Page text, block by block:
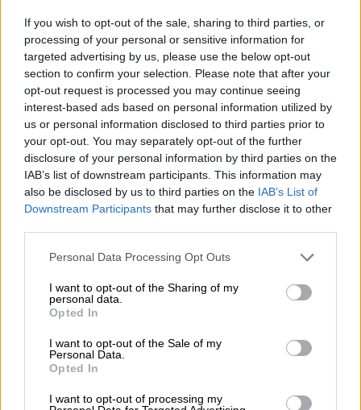
If you wish to opt-out of the sale, sharing to third parties, or
processing of your personal or sensitive information for
targeted advertising by us, please use the below opt-out
section to confirm your selection. Please note that after your
opt-out request is processed you may continue seeing
interest-based ads based on personal information utilized by
us or personal information disclosed to third parties prior to
your opt-out. You may separately opt-out of the further
disclosure of your personal information by third parties on the
IAB’s list of downstream participants. This information may
also be disclosed by us to third parties on the IAB’s List of
Downstream Participants that may further disclose it to other
Personal Data Processing Opt Outs
I want to opt-out of the Sharing of my
personal data.
Opted In
I want to opt-out of the Sale of my
Personal Data.
Opted In
I want to opt-out of processing my
Geopolítica de Crisis
Reconquista leonesa
Por Carlos Miranda
Clara Campoamor: Mi sueño,
mi pesadilla
Por María Pérez Herrero
NOTICIAS MAS VISTAS
LOCO MUNDO | MARRUECOS